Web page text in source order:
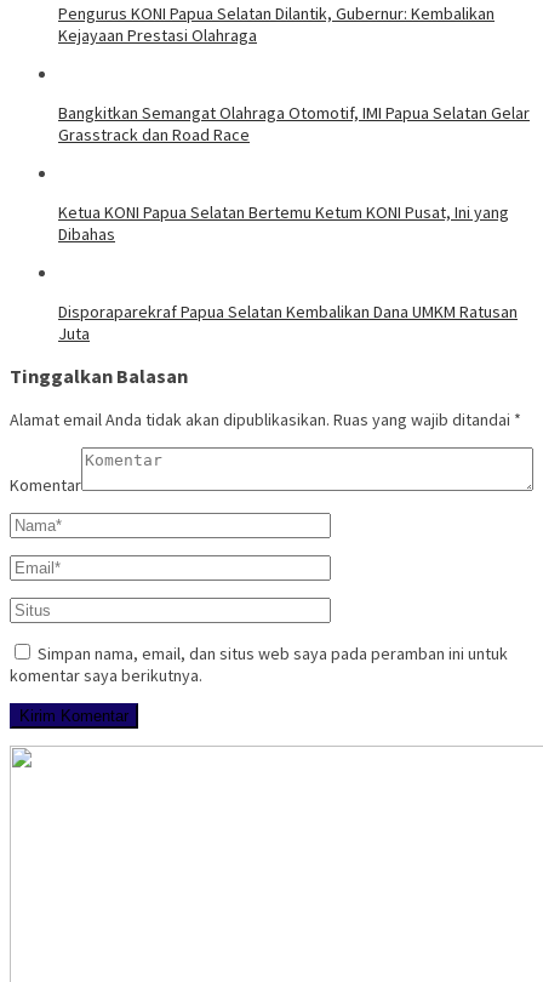
Pengurus KONI Papua Selatan Dilantik, Gubernur: Kembalikan
Kejayaan Prestasi Olahraga
Bangkitkan Semangat Olahraga Otomotif, IMI Papua Selatan Gelar
Grasstrack dan Road Race
Ketua KONI Papua Selatan Bertemu Ketum KONI Pusat, Ini yang
Dibahas
Disporaparekraf Papua Selatan Kembalikan Dana UMKM Ratusan
Juta
Tinggalkan Balasan
Alamat email Anda tidak akan dipublikasikan. Ruas yang wajib ditandai *
Komentar
Simpan nama, email, dan situs web saya pada peramban ini untuk
komentar saya berikutnya.